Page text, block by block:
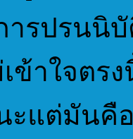
ารปรนนิ
ข้าใจตร
ะแต่มันคื